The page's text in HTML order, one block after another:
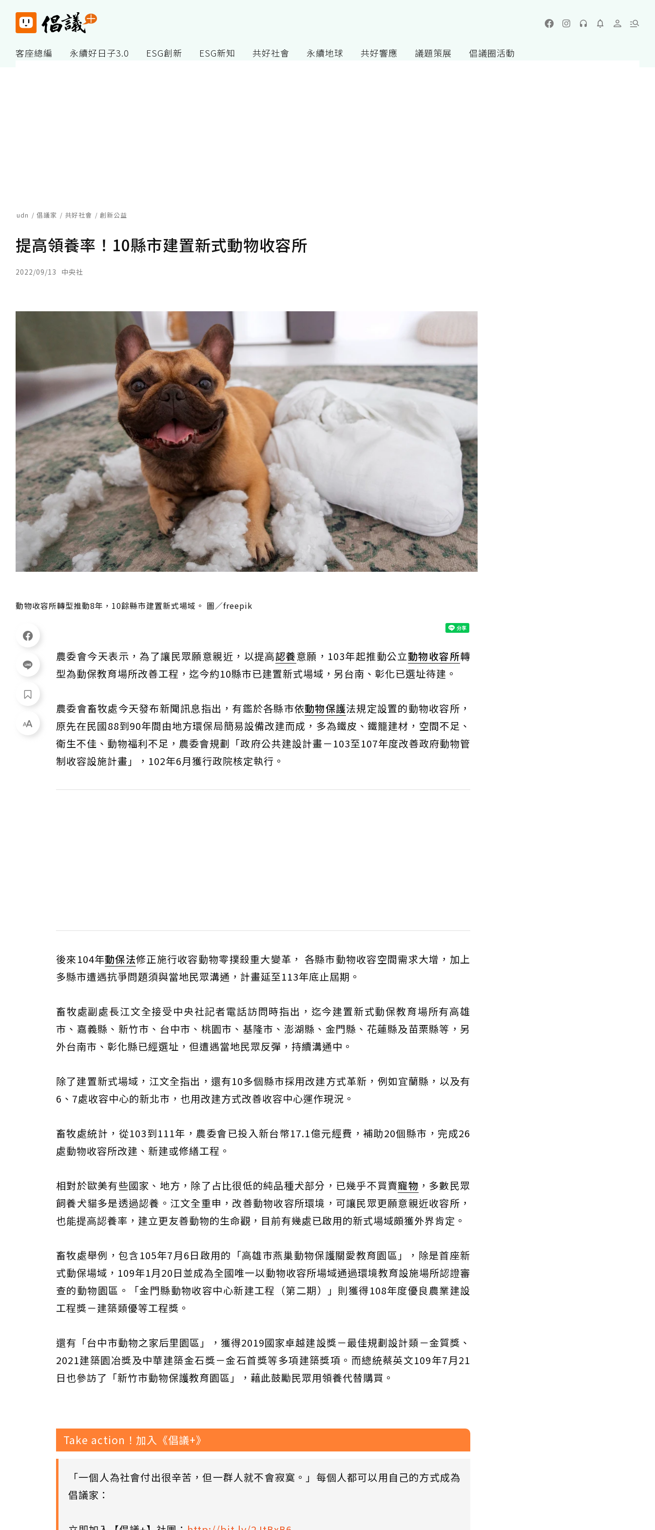
客座總編 永續好日子3.0 ESG創新 ESG新知 共好社會 永續地球 共好響應 議題策展 倡議圈活動
udn 倡議家 共好社會 創新公益
提高領養率！10縣市建置新式動物收容所
2022/09/13 中央社
動物收容所轉型推動8年，10餘縣市建置新式場域。 圖／freepik
農委會今天表示，為了讓民眾願意親近，以提高認養意願，103年起推動公立動物收容所轉
型為動保教育場所改善工程，迄今約10縣市已建置新式場域，另台南、彰化已選址待建。
農委會畜牧處今天發布新聞訊息指出，有鑑於各縣市依動物保護法規定設置的動物收容所，
原先在民國88到90年間由地方環保局簡易設備改建而成，多為鐵皮、鐵籠建材，空間不足、
衛生不佳、動物福利不足，農委會規劃「政府公共建設計畫－103至107年度改善政府動物管
制收容設施計畫」，102年6月獲行政院核定執行。
後來104年動保法修正施行收容動物零撲殺重大變革， 各縣市動物收容空間需求大增，加上
多縣市遭遇抗爭問題須與當地民眾溝通，計畫延至113年底止屆期。
畜牧處副處長江文全接受中央社記者電話訪問時指出，迄今建置新式動保教育場所有高雄
市、嘉義縣、新竹市、台中市、桃園市、基隆市、澎湖縣、金門縣、花蓮縣及苗栗縣等，另
外台南市、彰化縣已經選址，但遭遇當地民眾反彈，持續溝通中。
除了建置新式場域，江文全指出，還有10多個縣市採用改建方式革新，例如宜蘭縣，以及有
6、7處收容中心的新北市，也用改建方式改善收容中心運作現況。
畜牧處統計，從103到111年，農委會已投入新台幣17.1億元經費，補助20個縣市，完成26
處動物收容所改建、新建或修繕工程。
相對於歐美有些國家、地方，除了占比很低的純品種犬部分，已幾乎不買賣寵物 ，多數民眾
飼養犬貓多是透過認養。江文全重申，改善動物收容所環境，可讓民眾更願意親近收容所，
也能提高認養率，建立更友善動物的生命觀，目前有幾處已啟用的新式場域頗獲外界肯定。
畜牧處舉例，包含105年7月6日啟用的「高雄市燕巢動物保護關愛教育園區」，除是首座新
式動保場域，109年1月20日並成為全國唯一以動物收容所場域通過環境教育設施場所認證審
查的動物園區。「金門縣動物收容中心新建工程（第二期）」則獲得108年度優良農業建設
工程獎－建築類優等工程獎。
還有「台中市動物之家后里園區」，獲得2019國家卓越建設獎－最佳規劃設計類－金質獎、
2021建築園冶獎及中華建築金石獎－金石首獎等多項建築獎項。而總統蔡英文109年7月21
日也參訪了「新竹市動物保護教育園區」，藉此鼓勵民眾用領養代替購買。
Take action！加入《倡議+》
「一個人為社會付出很辛苦，但一群人就不會寂寞。」每個人都可以用自己的方式成為
倡議家：